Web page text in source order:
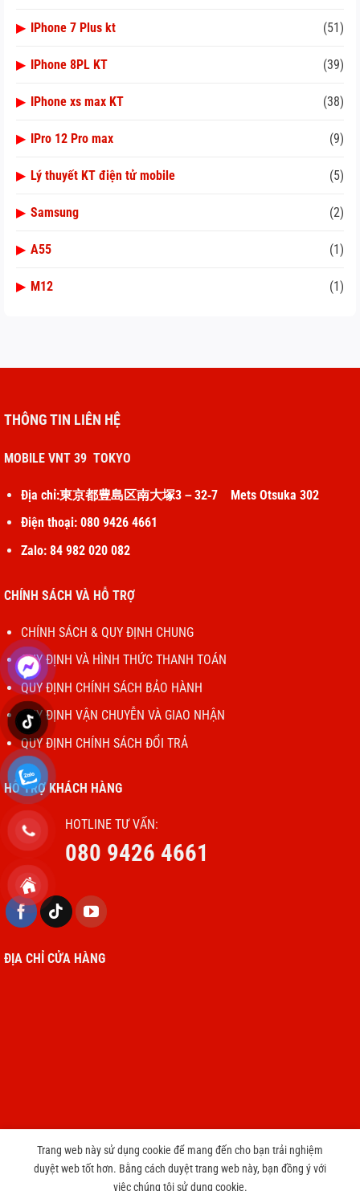
▶ IPhone 7 Plus kt (51)
▶ IPhone 8PL KT (39)
▶ IPhone xs max KT (38)
▶ IPro 12 Pro max (9)
▶ Lý thuyết KT điện tử mobile (5)
▶ Samsung (2)
▶ A55 (1)
▶ M12 (1)
THÔNG TIN LIÊN HỆ
MOBILE VNT 39 TOKYO
Địa chỉ:東京都豊島区南大塚3－32‐7 Mets Otsuka 302
Điện thoại: 080 9426 4661
Zalo: 84 982 020 082
CHÍNH SÁCH VÀ HỖ TRỢ
CHÍNH SÁCH & QUY ĐỊNH CHUNG
QUY ĐỊNH VÀ HÌNH THỨC THANH TOÁN
QUY ĐỊNH CHÍNH SÁCH BẢO HÀNH
QUY ĐỊNH VẬN CHUYỄN VÀ GIAO NHẬN
QUY ĐỊNH CHÍNH SÁCH ĐỔI TRẢ
HỖ TRỢ KHÁCH HÀNG
HOTLINE TƯ VẤN:
080 9426 4661
ĐỊA CHỈ CỬA HÀNG
Copyright 2026 © cameravnt39.com
Trang web này sử dụng cookie để mang đến cho bạn trải nghiệm
duyệt web tốt hơn. Bằng cách duyệt trang web này, bạn đồng ý với
việc chúng tôi sử dụng cookie.